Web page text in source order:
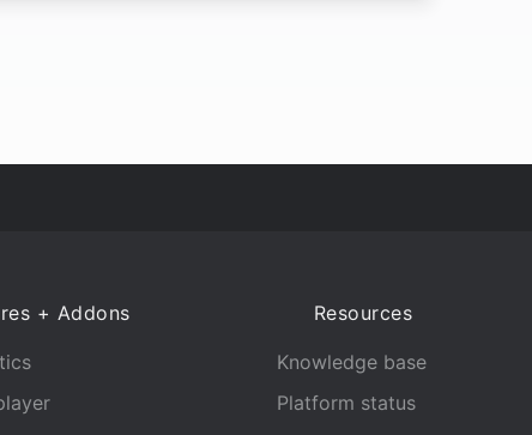
+ Addons Resources
Knowledge base
Platform status